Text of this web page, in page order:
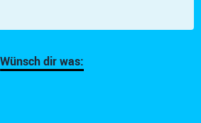
Wünsch dir was: